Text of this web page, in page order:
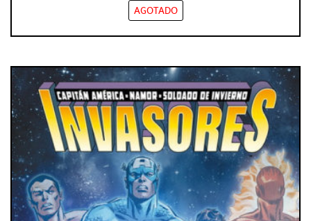
AGOTADO